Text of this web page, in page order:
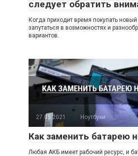
следует обратить
Когда приходит время покупать новый
запутаться в возможностях и
вариантов.
27.05.2021 Ноутбуки
Как заменить батарею
Любая АКБ имеет рабочий ресурс, и